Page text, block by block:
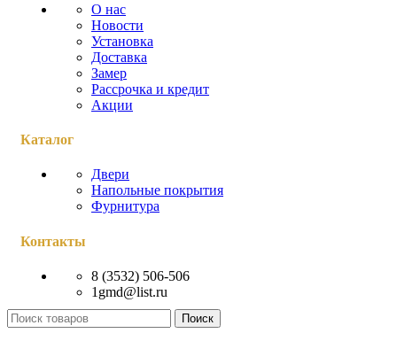
О нас
Новости
Установка
Доставка
Замер
Рассрочка и кредит
Акции
Каталог
Двери
Напольные покрытия
Фурнитура
Контакты
8 (3532) 506-506
1gmd@list.ru
Поиск